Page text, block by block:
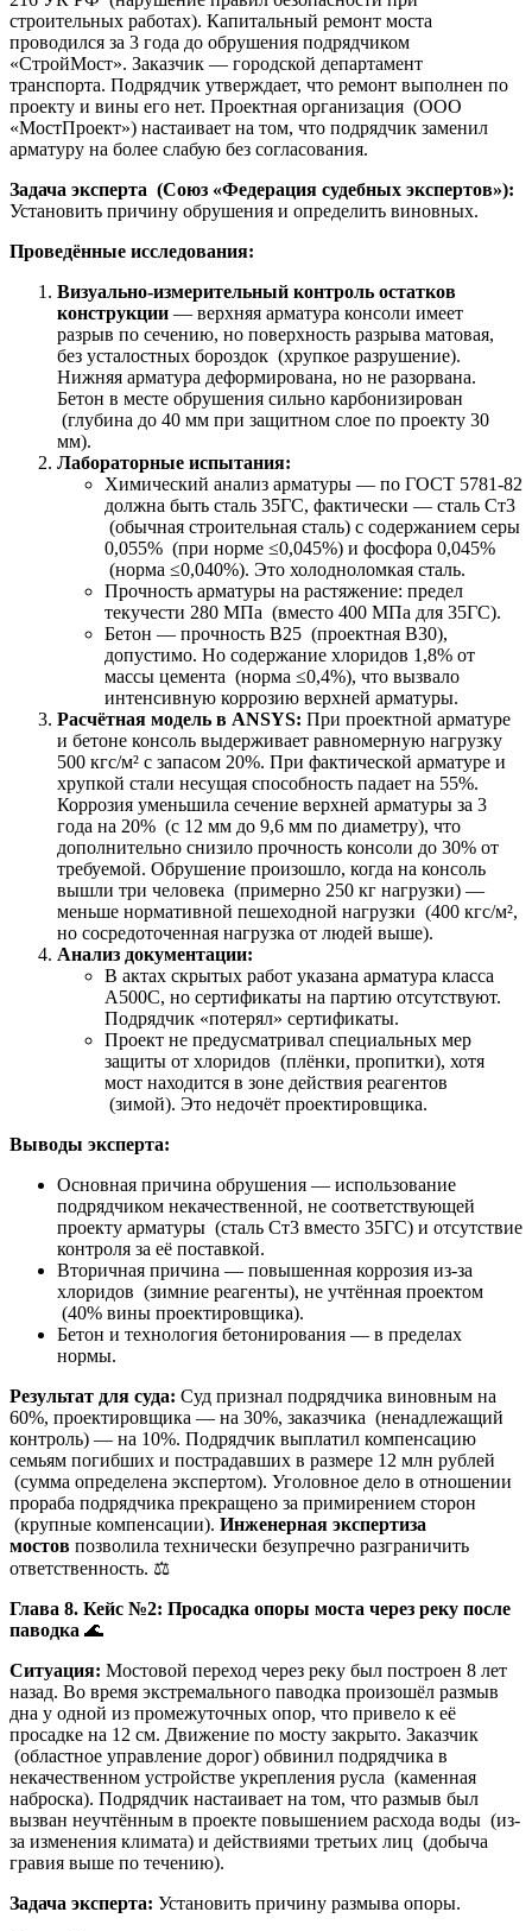
строительных работах). Капитальный ремонт моста
проводился за 3 года до обрушения подрядчиком
«СтройМост». Заказчик — городской департамент
транспорта. Подрядчик утверждает, что ремонт выполнен по
проекту и вины его нет. Проектная организация (ООО
«МостПроект») настаивает на том, что подрядчик заменил
арматуру на более слабую без согласования.
Задача эксперта (Союз «Федерация судебных экспертов»):
Установить причину обрушения и определить виновных.
Проведённые исследования:
Визуально-измерительный контроль остатков
конструкции — верхняя арматура консоли имеет
разрыв по сечению, но поверхность разрыва матовая,
без усталостных бороздок (хрупкое разрушение).
Нижняя арматура деформирована, но не разорвана.
Бетон в месте обрушения сильно карбонизирован
(глубина до 40 мм при защитном слое по проекту 30
мм).
Лабораторные испытания:
Химический анализ арматуры — по ГОСТ 5781-82
должна быть сталь 35ГС, фактически — сталь Ст3
(обычная строительная сталь) с содержанием серы
0,055% (при норме ≤0,045%) и фосфора 0,045%
(норма ≤0,040%). Это холодноломкая сталь.
Прочность арматуры на растяжение: предел
текучести 280 МПа (вместо 400 МПа для 35ГС).
Бетон — прочность В25 (проектная В30),
допустимо. Но содержание хлоридов 1,8% от
массы цемента (норма ≤0,4%), что вызвало
интенсивную коррозию верхней арматуры.
Расчётная модель в ANSYS: При проектной арматуре
и бетоне консоль выдерживает равномерную нагрузку
500 кгс/м² с запасом 20%. При фактической арматуре и
хрупкой стали несущая способность падает на 55%.
Коррозия уменьшила сечение верхней арматуры за 3
года на 20% (с 12 мм до 9,6 мм по диаметру), что
дополнительно снизило прочность консоли до 30% от
требуемой. Обрушение произошло, когда на консоль
вышли три человека (примерно 250 кг нагрузки) —
меньше нормативной пешеходной нагрузки (400 кгс/м²,
но сосредоточенная нагрузка от людей выше).
Анализ документации:
В актах скрытых работ указана арматура класса
А500С, но сертификаты на партию отсутствуют.
Подрядчик «потерял» сертификаты.
Проект не предусматривал специальных мер
защиты от хлоридов (плёнки, пропитки), хотя
мост находится в зоне действия реагентов
(зимой). Это недочёт проектировщика.
Выводы эксперта:
Основная причина обрушения — использование
подрядчиком некачественной, не соответствующей
проекту арматуры (сталь Ст3 вместо 35ГС) и отсутствие
контроля за её поставкой.
Вторичная причина — повышенная коррозия из-за
хлоридов (зимние реагенты), не учтённая проектом
(40% вины проектировщика).
Бетон и технология бетонирования — в пределах
нормы.
Результат для суда: Суд признал подрядчика виновным на
60%, проектировщика — на 30%, заказчика (ненадлежащий
контроль) — на 10%. Подрядчик выплатил компенсацию
семьям погибших и пострадавших в размере 12 млн рублей
(сумма определена экспертом). Уголовное дело в отношении
прораба подрядчика прекращено за примирением сторон
(крупные компенсации). Инженерная экспертиза
мостов позволила технически безупречно разграничить
ответственность. ⚖️
Глава 8. Кейс №2: Просадка опоры моста через реку после
паводка 🌊
Ситуация: Мостовой переход через реку был построен 8 лет
назад. Во время экстремального паводка произошёл размыв
дна у одной из промежуточных опор, что привело к её
просадке на 12 см. Движение по мосту закрыто. Заказчик
(областное управление дорог) обвинил подрядчика в
некачественном устройстве укрепления русла (каменная
наброска). Подрядчик настаивает на том, что размыв был
вызван неучтённым в проекте повышением расхода воды (из-
за изменения климата) и действиями третьих лиц (добыча
гравия выше по течению).
Задача эксперта: Установить причину размыва опоры.